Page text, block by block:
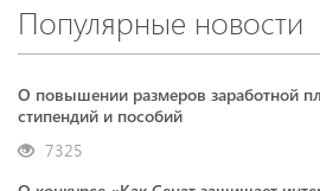
Популярные новости
О повышении размеров заработной
стипендий и пособий
7325